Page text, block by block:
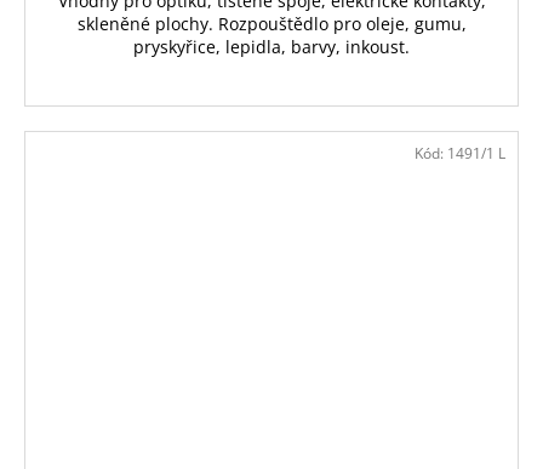
skleněné plochy. Rozpouštědlo pro oleje, gumu,
pryskyřice, lepidla, barvy, inkoust.
Kód: 1491/1 L